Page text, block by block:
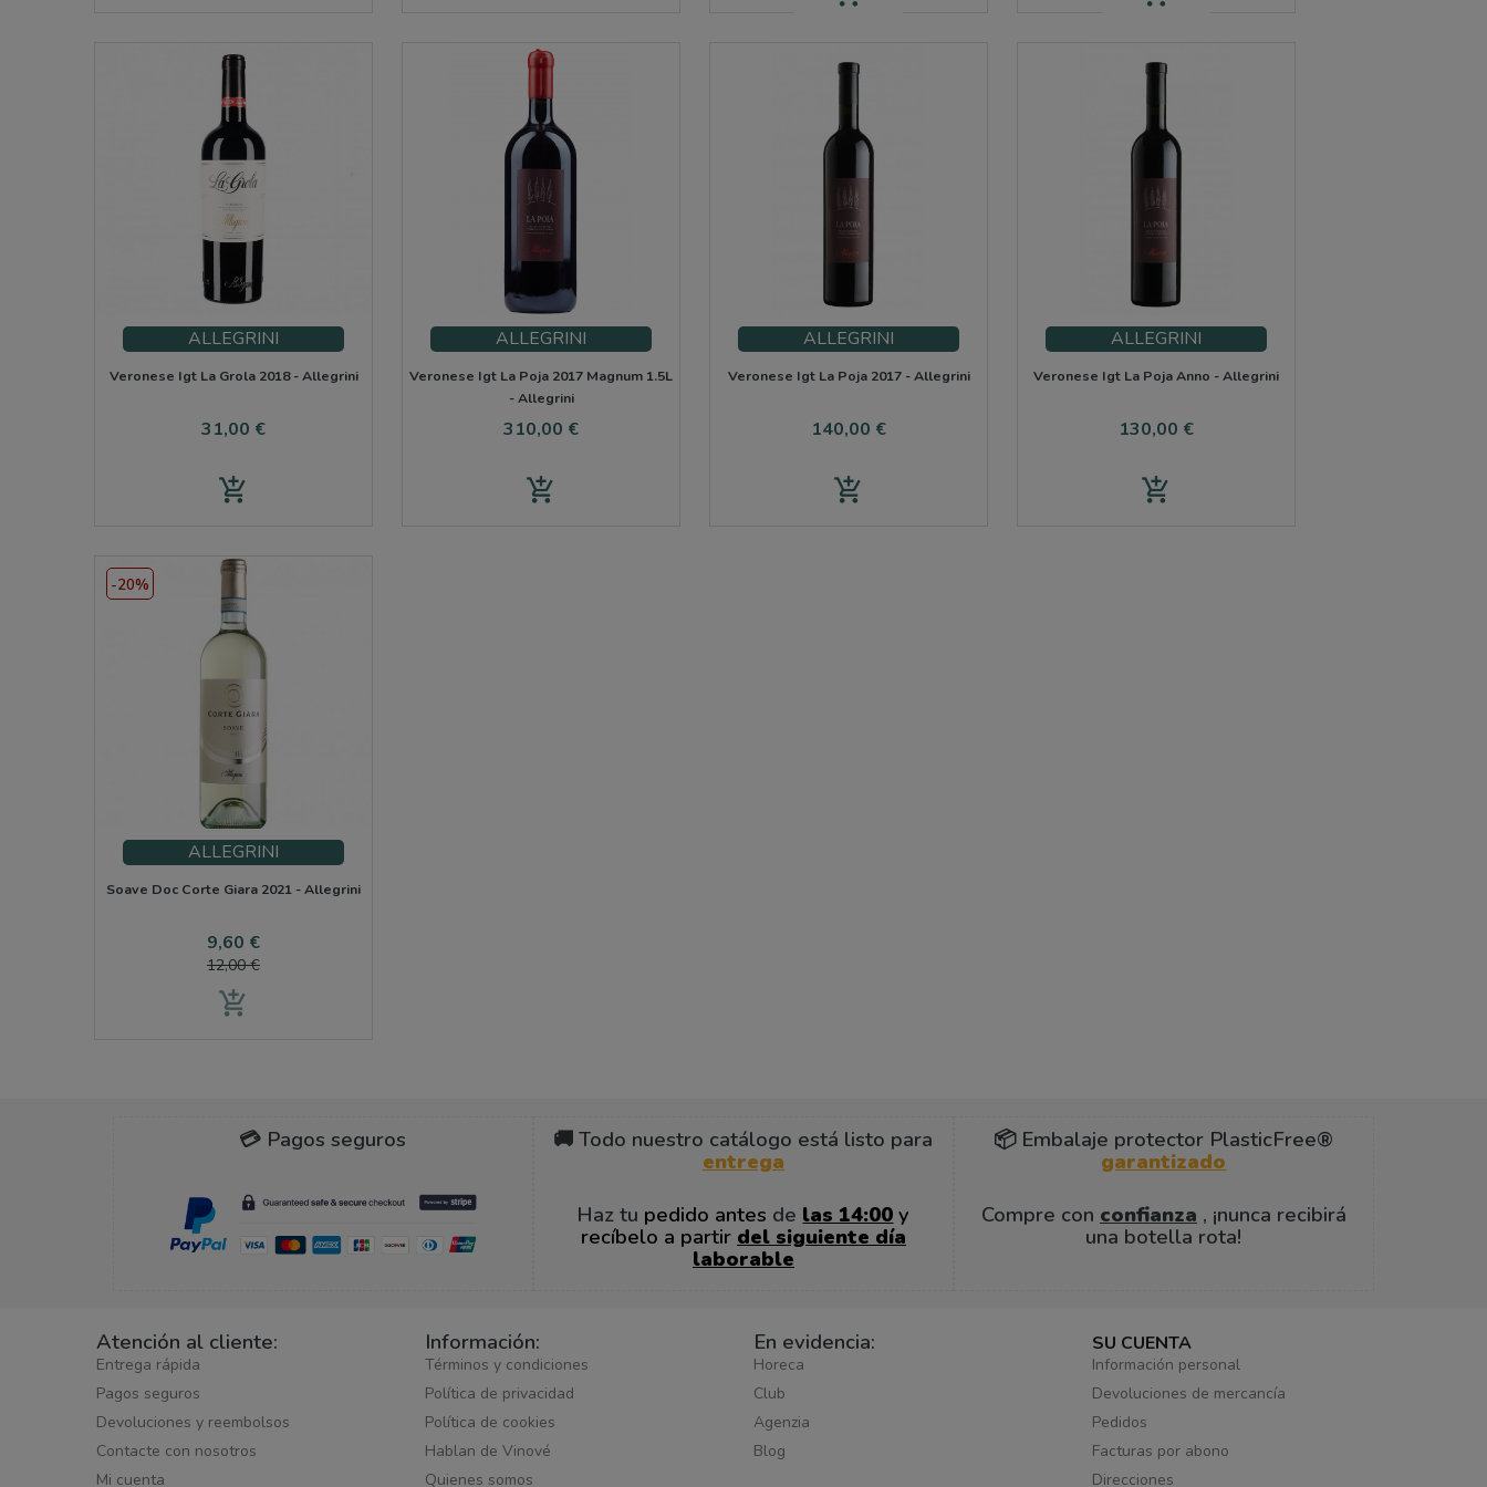
ALLEGRINI
Veronese Igt La Grola 2018 - Allegrini
Precio
31,00 €
add_shopping_cart
ALLEGRINI
Veronese Igt La Poja 2017 Magnum 1.5L
- Allegrini
Precio
310,00 €
add_shopping_cart
ALLEGRINI
Veronese Igt La Poja 2017 - Allegrini
Precio
140,00 €
add_shopping_cart
ALLEGRINI
Veronese Igt La Poja Anno - Allegrini
Precio
130,00 €
add_shopping_cart
ALLEGRINI
Soave Doc Corte Giara 2021 - Allegrini
Precio
9,60 €Precio
base
12,00 €
add_shopping_cart
-20%
💳 Pagos seguros
🚚 Todo nuestro catálogo está listo para
entrega
Haz tu pedido antes de las 14:00 y
recíbelo a partir del siguiente día
laborable
📦 Embalaje protector PlasticFree®
garantizado
Compre con confianza , ¡nunca recibirá
una botella rota!
Atención al cliente:
Entrega rápida
Pagos seguros
Devoluciones y reembolsos
Contacte con nosotros
Mi cuenta
Información:
Términos y condiciones
Política de privacidad
Política de cookies
Hablan de Vinové
Quienes somos
En evidencia:
Horeca
Club
Agenzia
Blog
SU CUENTA
Información personal
Devoluciones de mercancía
Pedidos
Facturas por abono
Direcciones